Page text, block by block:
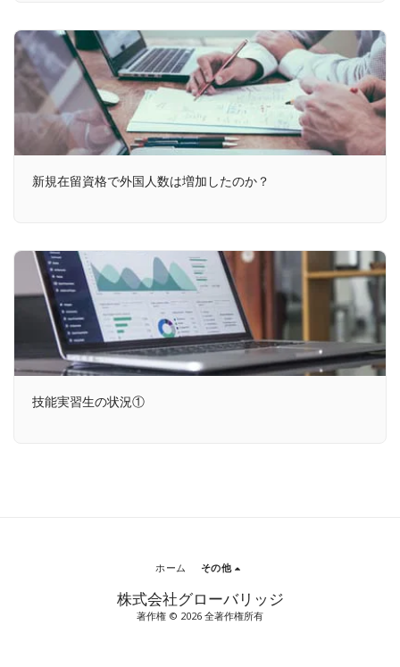
新規在留資格で外国人数は増加したのか？
技能実習生の状況①
株式会社グローバリッジ
著作権 © 2026 全著作権所有
ホーム その他